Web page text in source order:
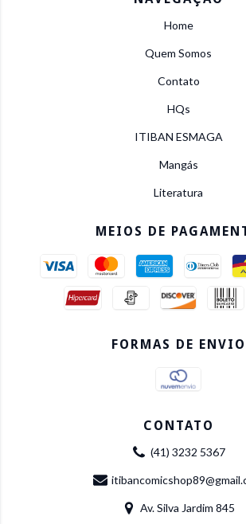
Home
Quem Somos
Contato
HQs
ITIBAN ESMAGA
Mangás
Literatura
MEIOS DE
FORMAS DE ENVIO
CONTATO
(41) 3232 5367
Av. Silva Jardim 845